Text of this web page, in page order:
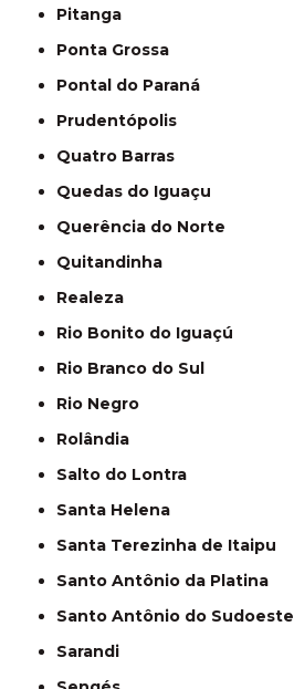
Pitanga
Ponta Grossa
Pontal do Paraná
Prudentópolis
Quatro Barras
Quedas do Iguaçu
Querência do Norte
Quitandinha
Realeza
Rio Bonito do Iguaçú
Rio Branco do Sul
Rio Negro
Rolândia
Salto do Lontra
Santa Helena
Santa Terezinha de Itaipu
Santo Antônio da Platina
Santo Antônio do Sudoeste
Sarandi